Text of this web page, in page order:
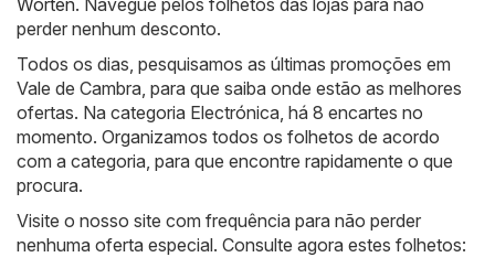
Worten. Navegue pelos folhetos das lojas para não
perder nenhum desconto.
Todos os dias, pesquisamos as últimas promoções em
Vale de Cambra, para que saiba onde estão as melhores
ofertas. Na categoria Electrónica, há 8 encartes no
momento. Organizamos todos os folhetos de acordo
com a categoria, para que encontre rapidamente o que
procura.
Visite o nosso site com frequência para não perder
nenhuma oferta especial. Consulte agora estes folhetos: